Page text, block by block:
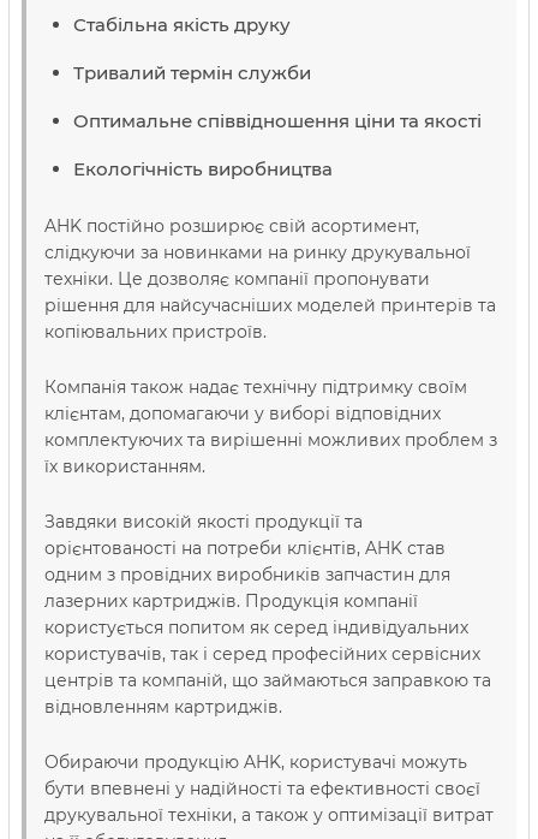
Стабільна якість друку
Тривалий термін служби
Оптимальне співвідношення ціни та якості
Екологічність виробництва
AHK постійно розширює свій асортимент,
слідкуючи за новинками на ринку друкувальної
техніки. Це дозволяє компанії пропонувати
рішення для найсучасніших моделей принтерів та
копіювальних пристроїв.
Компанія також надає технічну підтримку своїм
клієнтам, допомагаючи у виборі відповідних
комплектуючих та вирішенні можливих проблем з
їх використанням.
Завдяки високій якості продукції та
орієнтованості на потреби клієнтів, AHK став
одним з провідних виробників запчастин для
лазерних картриджів. Продукція компанії
користується попитом як серед індивідуальних
користувачів, так і серед професійних сервісних
центрів та компаній, що займаються заправкою та
відновленням картриджів.
Обираючи продукцію AHK, користувачі можуть
бути впевнені у надійності та ефективності своєї
друкувальної техніки, а також у оптимізації витрат